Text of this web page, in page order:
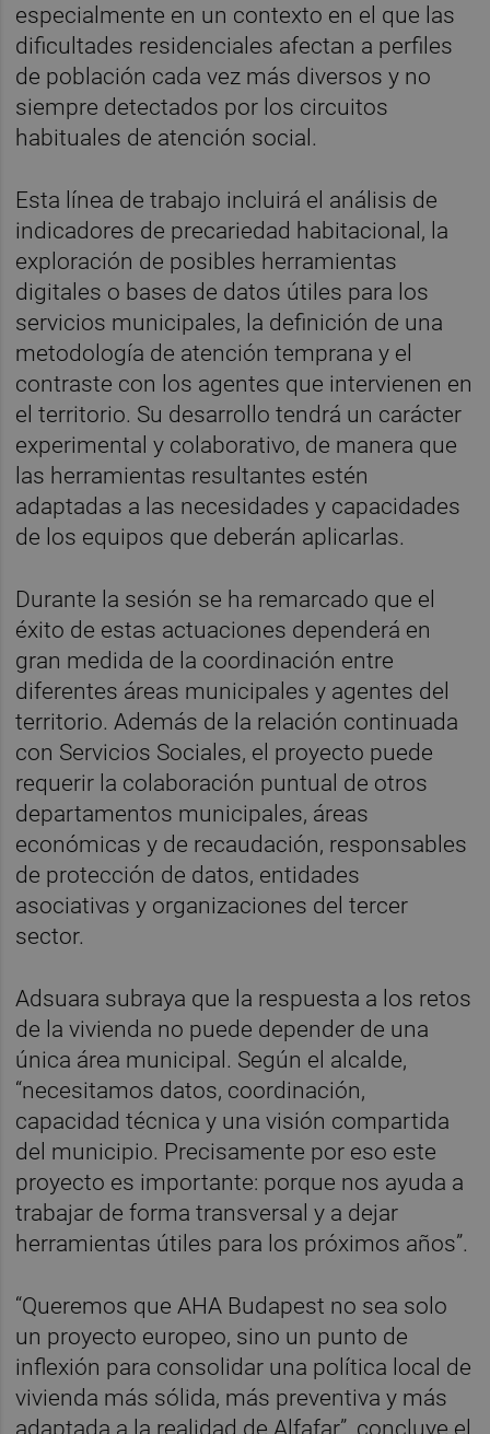
especialmente en un contexto en el que las
dificultades residenciales afectan a perfiles
de población cada vez más diversos y no
siempre detectados por los circuitos
habituales de atención social.
Esta línea de trabajo incluirá el análisis de
indicadores de precariedad habitacional, la
exploración de posibles herramientas
digitales o bases de datos útiles para los
servicios municipales, la definición de una
metodología de atención temprana y el
contraste con los agentes que intervienen en
el territorio. Su desarrollo tendrá un carácter
experimental y colaborativo, de manera que
las herramientas resultantes estén
adaptadas a las necesidades y capacidades
de los equipos que deberán aplicarlas.
Durante la sesión se ha remarcado que el
éxito de estas actuaciones dependerá en
gran medida de la coordinación entre
diferentes áreas municipales y agentes del
territorio. Además de la relación continuada
con Servicios Sociales, el proyecto puede
requerir la colaboración puntual de otros
departamentos municipales, áreas
económicas y de recaudación, responsables
de protección de datos, entidades
asociativas y organizaciones del tercer
sector.
Adsuara subraya que la respuesta a los retos
de la vivienda no puede depender de una
única área municipal. Según el alcalde,
“necesitamos datos, coordinación,
capacidad técnica y una visión compartida
del municipio. Precisamente por eso este
proyecto es importante: porque nos ayuda a
trabajar de forma transversal y a dejar
herramientas útiles para los próximos años”.
“Queremos que AHA Budapest no sea solo
un proyecto europeo, sino un punto de
inflexión para consolidar una política local de
vivienda más sólida, más preventiva y más
adaptada a la realidad de Alfafar”, concluye el